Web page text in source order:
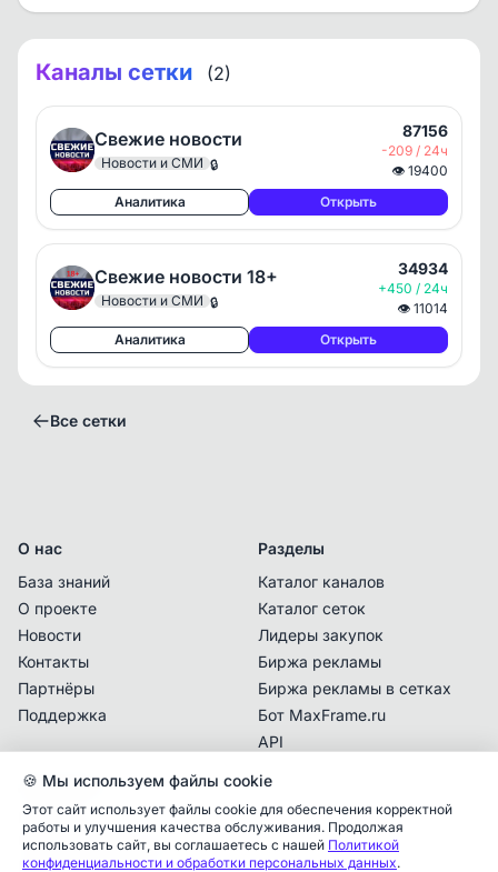
Каналы сетки (2)
Свежие новости
Новости и СМИ 🔒
87156
-209 / 24ч
👁 19400
Аналитика
Открыть
Свежие новости 18+
Новости и СМИ 🔒
34934
+450 / 24ч
👁 11014
Аналитика
Открыть
Все сетки
Владелец сетки с данным контактом
подтвердил последний раз право владения.
Перед покупкой рекламы убедитесь
поменялся владелец/админ и вы покупаете
рекламу у контактного лица, кому данная
сетка сейчас принадлежит.
О нас
База знаний
О проекте
Новости
Контакты
Партнёры
Поддержка
Разделы
Каталог каналов
Каталог сеток
Лидеры закупок
Биржа рекламы
Биржа рекламы в сетках
Бот MaxFrame.ru
API
Документы
Политика
конфиденциальности
Пользовательское
🍪 Мы используем файлы cookie
Этот сайт использует файлы cookie для обеспечения корректной
работы и улучшения качества обслуживания. Продолжая
использовать сайт, вы соглашаетесь с нашей Политикой
конфиденциальности и обработки персональных данных.